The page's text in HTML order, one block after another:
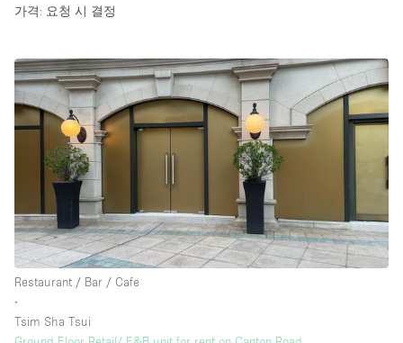
Terrace
Toilets
Water Access
Whitebox / Minimal
Window Display
층 / 접근성:
지하층
1층 앞마당
가격: 요청 시 결정
Restaurant / Bar / Cafe
∙
Tsim Sha Tsui